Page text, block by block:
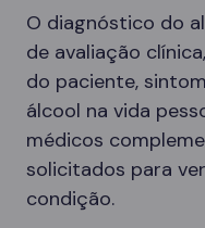
O diagnóstico do
de avaliação
do paciente,
álcool na vida
médicos
solicitados para
condição.